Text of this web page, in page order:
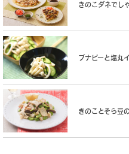
きのこダネでし
ブナピーと塩丸
きのことそら豆